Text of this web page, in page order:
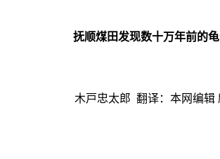
抚顺煤田发现数十万年前的
木戸忠太郎 翻译：本网编辑